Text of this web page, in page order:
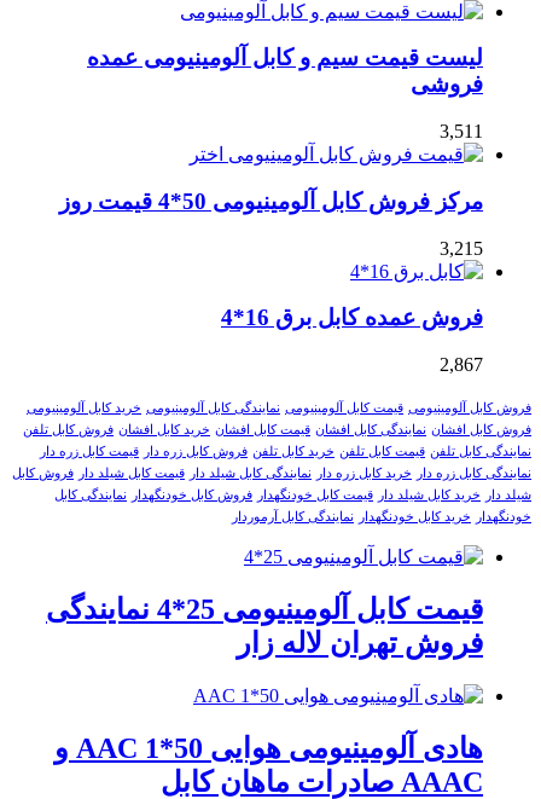
لیست قیمت سیم و کابل آلومینیومی عمده
فروشی
3,511
مرکز فروش کابل آلومینیومی 50*4 قیمت روز
3,215
فروش عمده کابل برق 16*4
2,867
فروش کابل آلومینیومی قیمت کابل آلومینیومی نمایندگی کابل آلومینیومی خرید کابل آلومینیومی
فروش کابل افشان نمایندگی کابل افشان قیمت کابل افشان خرید کابل افشان فروش کابل تلفن
نمایندگی کابل تلفن قیمت کابل تلفن خرید کابل تلفن فروش کابل زره دار
قیمت کابل زره دار
نمایندگی کابل زره دار
خرید کابل زره دار نمایندگی کابل شیلد دار قیمت کابل شیلد دار
فروش کابل
شیلد دار
خرید کابل شیلد دار قیمت کابل خودنگهدار فروش کابل خودنگهدار
نمایندگی کابل
خودنگهدار
خرید کابل خودنگهدار نمایندگی کابل آرموردار
قیمت کابل آلومینیومی 25*4 نمایندگی
فروش تهران لاله زار
هادی آلومینیومی هوایی 50*1 AAC و
AAAC صادرات ماهان کابل